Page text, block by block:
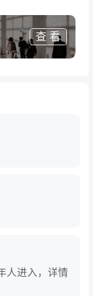
亚正成为“中国
球买家与马来
洲其他国家，
际舞台上展示
如果你正在寻
洲家具供应
电子门票，
查 看
人进入，详情